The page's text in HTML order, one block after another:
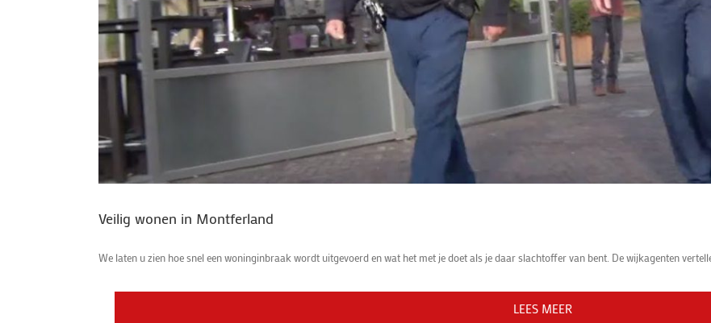
LEES MEER
Veilig wonen in Montferland
We laten u zien hoe snel een woninginbraak wordt uitgevoerd en wat het met je doet als je daar slachtoffer van bent. De wijkagenten
LEES MEER